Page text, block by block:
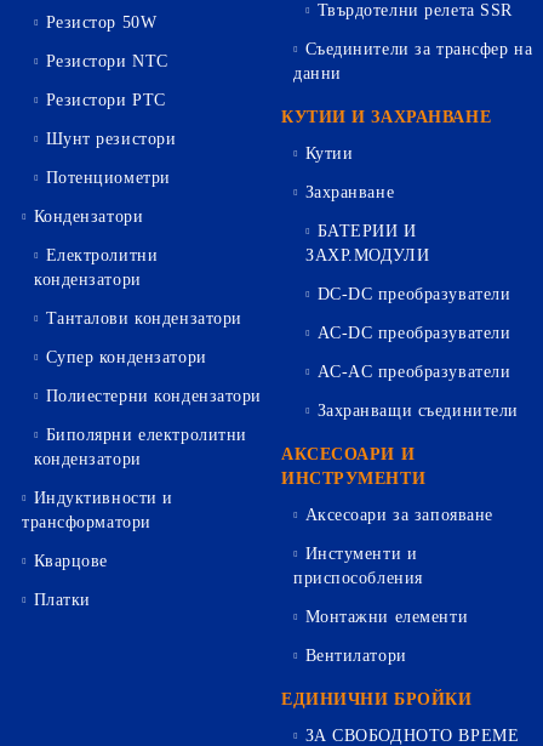
Резистор 50W
Резистори NTC
Резистори PTC
Шунт резистори
Потенциометри
Кондензатори
Електролитни
кондензатори
Танталови кондензатори
Супер кондензатори
Полиестерни кондензатори
Биполярни електролитни
кондензатори
Индуктивности и
трансформатори
Кварцове
Платки
Твърдотелни релета SSR
Съединители за трансфер на
данни
КУТИИ И ЗАХРАНВАНЕ
Кутии
Захранване
БАТЕРИИ И
ЗАХР.МОДУЛИ
DC-DC преобразуватели
AC-DC преобразуватели
AC-AC преобразуватели
Захранващи съединители
АКСЕСОАРИ И
ИНСТРУМЕНТИ
Аксесоари за запояване
Инстументи и
приспособления
Монтажни елементи
Вентилатори
ЕДИНИЧНИ БРОЙКИ
ЗА СВОБОДНОТО ВРЕМЕ